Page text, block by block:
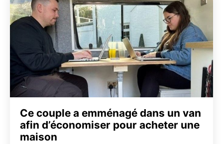
Ce couple a emménagé dans un van
afin d’économiser pour acheter une
maison